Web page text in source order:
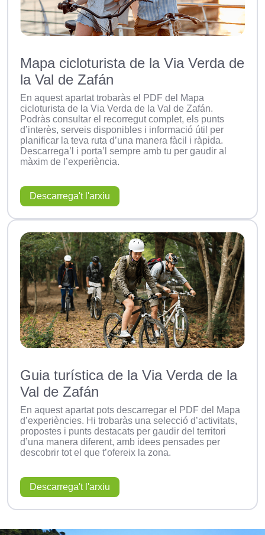
Mapa cicloturista de la Via Verda de
la Val de Zafán
En aquest apartat trobaràs el PDF del Mapa
cicloturista de la Via Verda de la Val de Zafán.
Podràs consultar el recorregut complet, els punts
d’interès, serveis disponibles i informació útil per
planificar la teva ruta d’una manera fàcil i ràpida.
Descarrega’l i porta’l sempre amb tu per gaudir al
màxim de l’experiència.
Descarrega't l'arxiu
Guia turística de la Via Verda de la
Val de Zafán
En aquest apartat pots descarregar el PDF del Mapa
d’experiències. Hi trobaràs una selecció d’activitats,
propostes i punts destacats per gaudir del territori
d’una manera diferent, amb idees pensades per
descobrir tot el que t’ofereix la zona.
Descarrega't l'arxiu